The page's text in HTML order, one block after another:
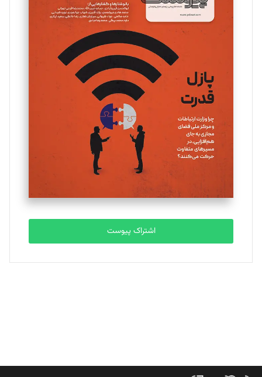
مینا پاکدل
یسنا امان‌پور
تحریریه
ملینا جعفری
تحریریه
مصطفی مسجدی آرانی
تحریریه
بابک نقاش
تحریریه
اشتراک پیوست